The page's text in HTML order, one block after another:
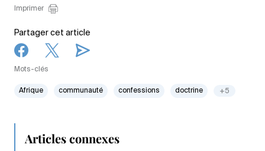
Imprimer
Partager cet article
Mots-clés
Afrique communauté confessions doctrine +5
Articles connexes